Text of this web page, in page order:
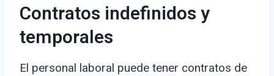
Contratos indefinidos y
temporales
El personal laboral puede tener contratos de